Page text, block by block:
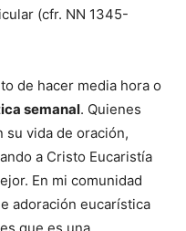
(cfr. NN 1345-
de hacer media hora o
semanal. Quienes
su vida de oración,
a Cristo Eucaristía
En mi comunidad
adoración eucarística